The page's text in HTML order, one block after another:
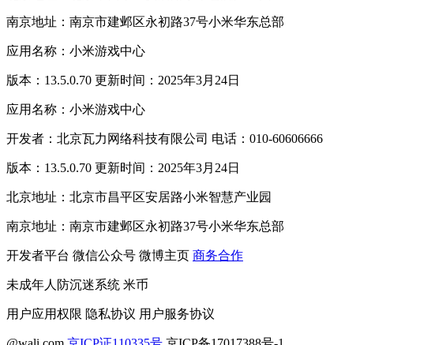
南京地址：南京市建邺区永初路37号小米华东总部
应用名称：小米游戏中心
版本：13.5.0.70 更新时间：2025年3月24日
应用名称：小米游戏中心
开发者：北京瓦力网络科技有限公司 电话：010-60606666
版本：13.5.0.70 更新时间：2025年3月24日
北京地址：北京市昌平区安居路小米智慧产业园
南京地址：南京市建邺区永初路37号小米华东总部
开发者平台 微信公众号 微博主页 商务合作
未成年人防沉迷系统 米币
用户应用权限 隐私协议 用户服务协议